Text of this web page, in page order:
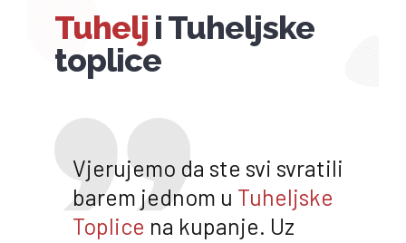
Tuhelj i Tuheljske
toplice
Vjerujemo da ste svi svratili
barem jednom u Tuheljske
Toplice na kupanje. Uz